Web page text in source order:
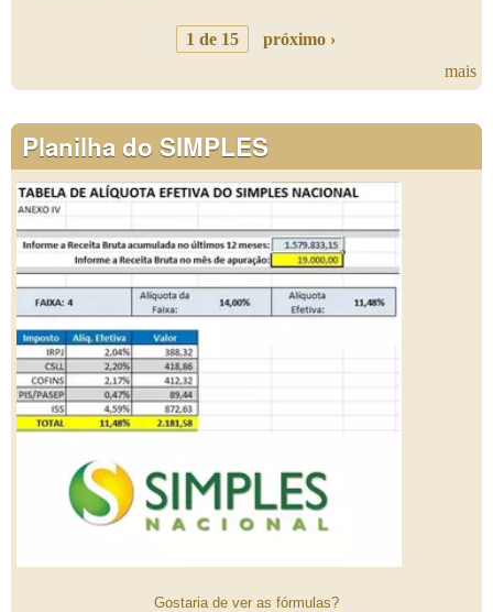
1 de 15
próximo ›
mais
Planilha do SIMPLES
Gostaria de ver as fórmulas?